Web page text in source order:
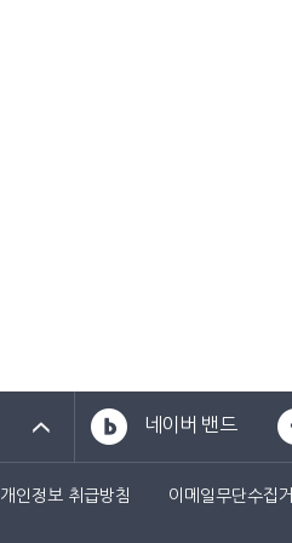
네이버 밴드
개인정보 취급방침 이메일무단수집